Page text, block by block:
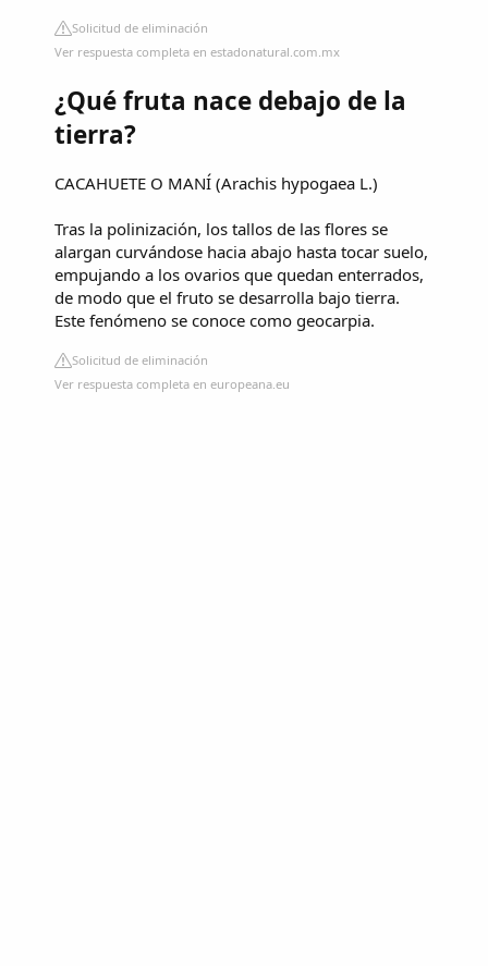
Solicitud de eliminación
Ver respuesta completa en estadonatural.com.mx
¿Qué fruta nace debajo de la
tierra?
CACAHUETE O MANÍ (Arachis hypogaea L.)
Tras la polinización, los tallos de las flores se
alargan curvándose hacia abajo hasta tocar suelo,
empujando a los ovarios que quedan enterrados,
de modo que el fruto se desarrolla bajo tierra.
Este fenómeno se conoce como geocarpia.
Solicitud de eliminación
Ver respuesta completa en europeana.eu